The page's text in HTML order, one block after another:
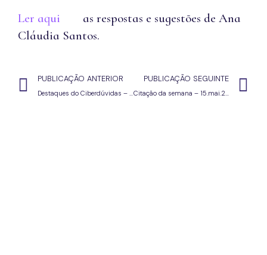
Ler aqui
as respostas e sugestões de Ana
Cláudia Santos.
PUBLICAÇÃO ANTERIOR
Destaques do Ciberdúvidas – 15.5.26
PUBLICAÇÃO SEGUINTE
Citação da semana – 15.mai.26